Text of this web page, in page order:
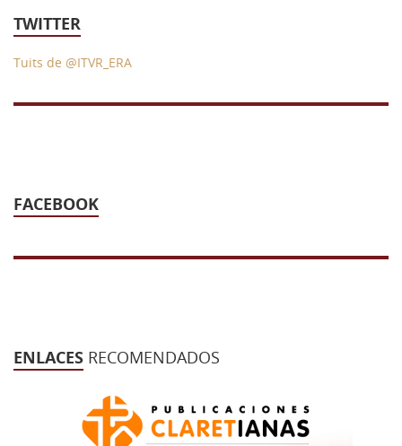
43 Semana (2014)
42 Semana (2013)
TWITTER
Tuits de @ITVR_ERA
FACEBOOK
ENLACES RECOMENDADOS